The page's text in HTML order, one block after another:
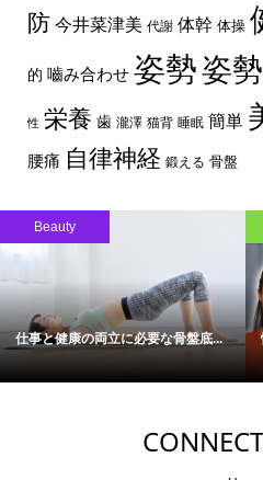
防 今井菜津美 代謝 体幹 体操
的 嚙み合わせ 姿勢姿
性 栄養 歯 瀧澤 猫背 睡眠 簡単
腰痛 自律神経 鍛える 骨盤
Beauty
仕事と健康の両立に必要な骨盤底...